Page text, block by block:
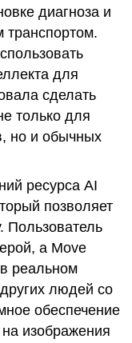
диагноза и
для
сделать
только для
но и обычных
ресурса AI
позволяет
Пользователь
а Move
реальном
людей со
обеспечение
изображения